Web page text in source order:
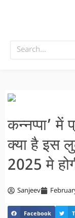
कन्नप्पा’ में
क्या है इस
2025 मे
Sanjeev
Facebook